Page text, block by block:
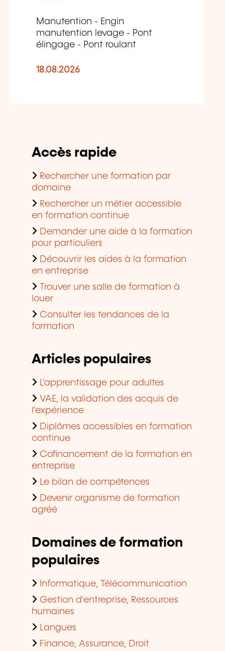
Manutention - Engin
manutention levage - Pont
élingage - Pont roulant
18.08.2026
Accès rapide
Rechercher une formation par
domaine
Rechercher un métier accessible
en formation continue
Demander une aide à la formation
pour particuliers
Découvrir les aides à la formation
en entreprise
Trouver une salle de formation à
louer
Consulter les tendances de la
formation
Articles populaires
L'apprentissage pour adultes
VAE, la validation des acquis de
l'expérience
Diplômes accessibles en formation
continue
Cofinancement de la formation en
entreprise
Le bilan de compétences
Devenir organisme de formation
agréé
Domaines de formation
populaires
Informatique, Télécommunication
Gestion d'entreprise, Ressources
humaines
Langues
Finance, Assurance, Droit